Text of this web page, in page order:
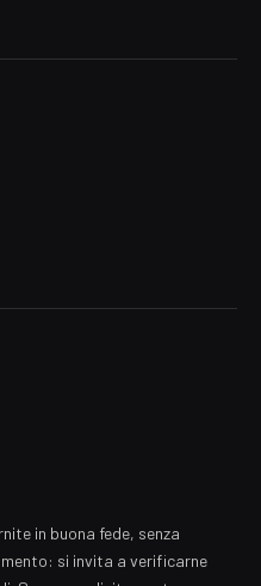
in buona fede, senza
si invita a verificarne